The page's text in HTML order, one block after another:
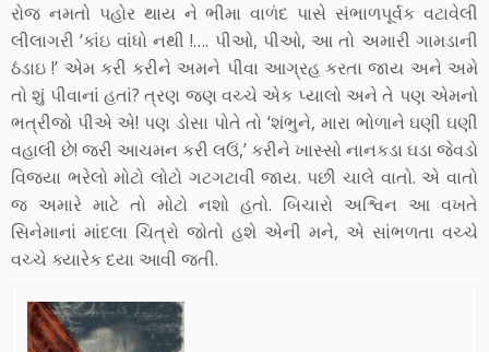
રોજ નમતો પહોર થાય ને ભીમા વાળંદ પાસે સંભાળપૂર્વક વટાવેલી
લીલાગરી ‘કાંઇ વાંધો નથી !…. પીઓ, પીઓ, આ તો અમારી ગામડાની
ઠંડાઇ !’ એમ કરી કરીને અમને પીવા આગ્રહ કરતા જાય અને અમે
તો શું પીવાનાં હતાં? ત્રણ જણ વચ્ચે એક પ્યાલો અને તે પણ એમનો
ભત્રીજો પીએ એ! પણ ડોસા પોતે તો ‘શંભુને, મારા ભોળાને ઘણી ઘણી
વહાલી છે! જરી આચમન કરી લઉં,’ કરીને ખાસ્સો નાનકડા ઘડા જેવડો
વિજ્યા ભરેલો મોટો લોટો ગટગટાવી જાય. પછી ચાલે વાતો. એ વાતો
જ અમારે માટે તો મોટો નશો હતો. બિચારો અશ્વિન આ વખતે
સિનેમાનાં માંદલા ચિત્રો જોતો હશે એની મને, એ સાંભળતા વચ્ચે
વચ્ચે ક્યારેક દયા આવી જતી.